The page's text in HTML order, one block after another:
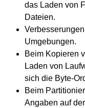
das Laden von
Dateien.
Umgebungen.
Beim Kopieren
Laden von
sich die Byte-
Beim
Angaben auf